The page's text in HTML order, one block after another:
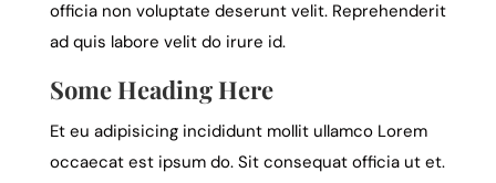
officia non voluptate deserunt velit. Reprehenderit
ad quis labore velit do irure id.
Some Heading Here
Et eu adipisicing incididunt mollit ullamco Lorem
occaecat est ipsum do. Sit consequat officia ut et.